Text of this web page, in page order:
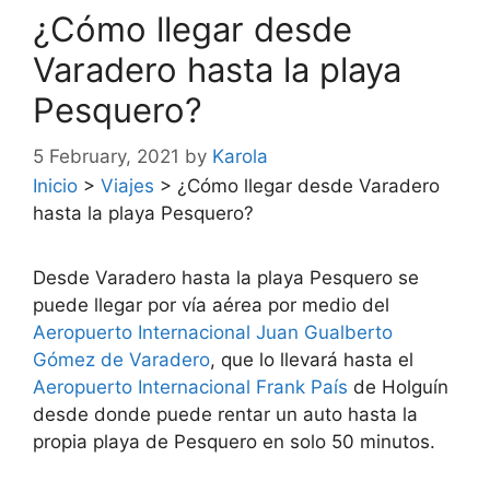
¿Cómo llegar desde
Varadero hasta la playa
Pesquero?
5 February, 2021 by Karola
Inicio > Viajes > ¿Cómo llegar desde Varadero
hasta la playa Pesquero?
Desde Varadero hasta la playa Pesquero se
puede llegar por vía aérea por medio del
Aeropuerto Internacional Juan Gualberto
Gómez de Varadero, que lo llevará hasta el
Aeropuerto Internacional Frank País de Holguín
desde donde puede rentar un auto hasta la
propia playa de Pesquero en solo 50 minutos.